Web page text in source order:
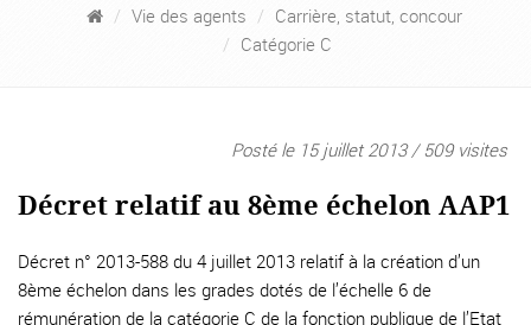
Vie des agents
Carrière, statut, concour
Catégorie C
Posté le 15 juillet 2013 / 509 visites
Décret relatif au 8ème échelon AAP1
Décret n° 2013-588 du 4 juillet 2013 relatif à la création d’un
8ème échelon dans les grades dotés de l’échelle 6 de
rémunération de la catégorie C de la fonction publique de l’Etat